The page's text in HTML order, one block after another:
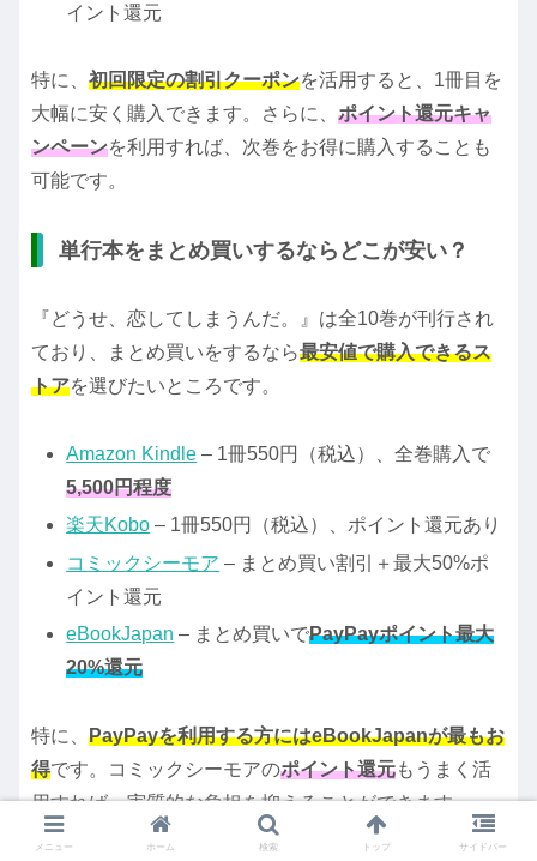
イント還元
特に、 初回限定の割引クーポンを活用すると、1冊目を
大幅に安く購入できます。さらに、 ポイント還元キャ
ンペーンを利用すれば、次巻をお得に購入することも
可能です。
単行本をまとめ買いするならどこが安い？
『どうせ、恋してしまうんだ。』は全10巻が刊行され
ており、まとめ買いをするなら最安値で購入できるス
トアを選びたいところです。
Amazon Kindle – 1冊550円（税込）、全巻購入で
5,500円程度
楽天Kobo – 1冊550円（税込）、ポイント還元あり
コミックシーモア – まとめ買い割引＋最大50%ポ
イント還元
eBookJapan – まとめ買いでPayPayポイント最大
20%還元
特に、 PayPayを利用する方にはeBookJapanが最もお
得です。コミックシーモアのポイント還元もうまく活
用すれば、実質的な負担を抑えることができます。
メニュー ホーム 検索 トップ サイドバー